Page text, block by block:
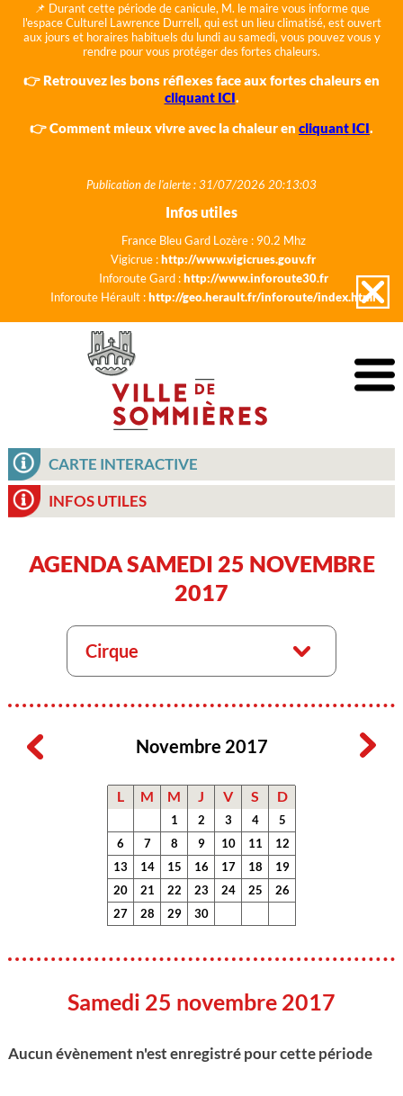
📌 Durant cette période de canicule, M. le maire vous informe que
l'espace Culturel Lawrence Durrell, qui est un lieu climatisé, est ouvert
aux jours et horaires habituels du lundi au samedi, vous pouvez vous y
rendre pour vous protéger des fortes chaleurs.
👉 Retrouvez les bons réflexes face aux fortes chaleurs en
cliquant ICI.
👉 Comment mieux vivre avec la chaleur en cliquant ICI.
Publication de l'alerte : 31/07/2026 20:13:03
Infos utiles
France Bleu Gard Lozère : 90.2 Mhz
Vigicrue :http://www.vigicrues.gouv.fr
Inforoute Gard :http://www.inforoute30.fr
Inforoute Hérault :http://geo.herault.fr/inforoute/index.html
CARTE INTERACTIVE
INFOS UTILES
AGENDA SAMEDI 25 NOVEMBRE
2017
Cirque
Novembre 2017
L M M J V S D
1 2 3 4
5
6
7 8 9 10 11
12
13
14 15 16 17 18
19
20
21 22 23 24 25
26
27
28 29 30
Samedi 25 novembre 2017
Aucun évènement n'est enregistré pour cette période